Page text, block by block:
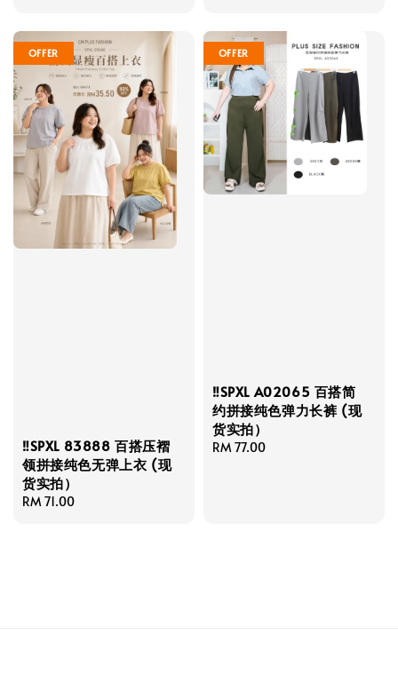
OFFER
‼️SPXL 83888 百搭压褶
领拼接纯色无弹上衣 (现
货实拍）
Regular
RM 71.00
OFFER
‼️SPXL A02065 百搭简
约拼接纯色弹力长裤 (现
货实拍）
Regular
RM 77.00